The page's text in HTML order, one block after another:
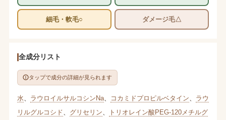
細毛・軟毛○ ダメージ毛△
全成分リスト
タップで成分の詳細が見られます
水 ラウロイルサルコシンNa、 コカミドプロピルベタイン
ラウ
リルグルコシド
グリセリン
トリオレイン酸PEG-120メチルグ